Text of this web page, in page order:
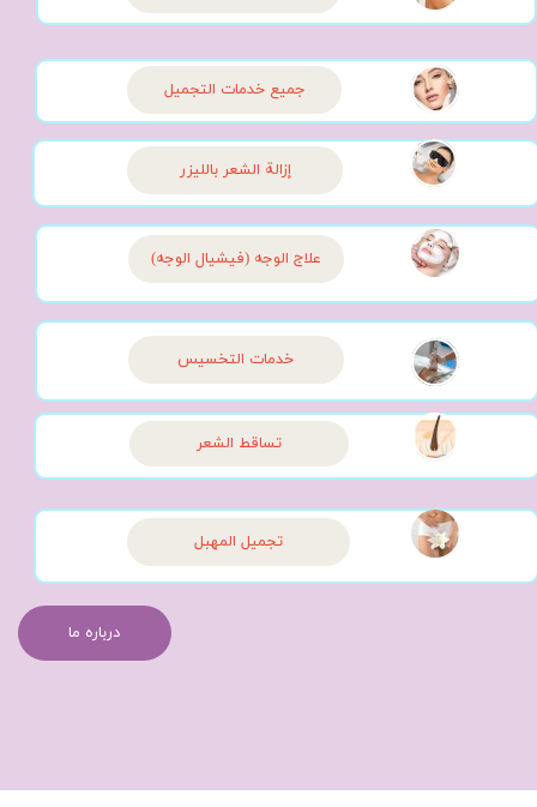
إزالة الشعر بالليزر
جميع خدمات التجميل
علاج الوجه (فیشیال الوجه)
درباره ما
تساقط الشعر
‫تجميل المهبل
خدمات التخسيس